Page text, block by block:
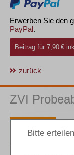
Erwerben Sie den
PayPal.
Beitrag für 7,90 €
zurück
ZVI